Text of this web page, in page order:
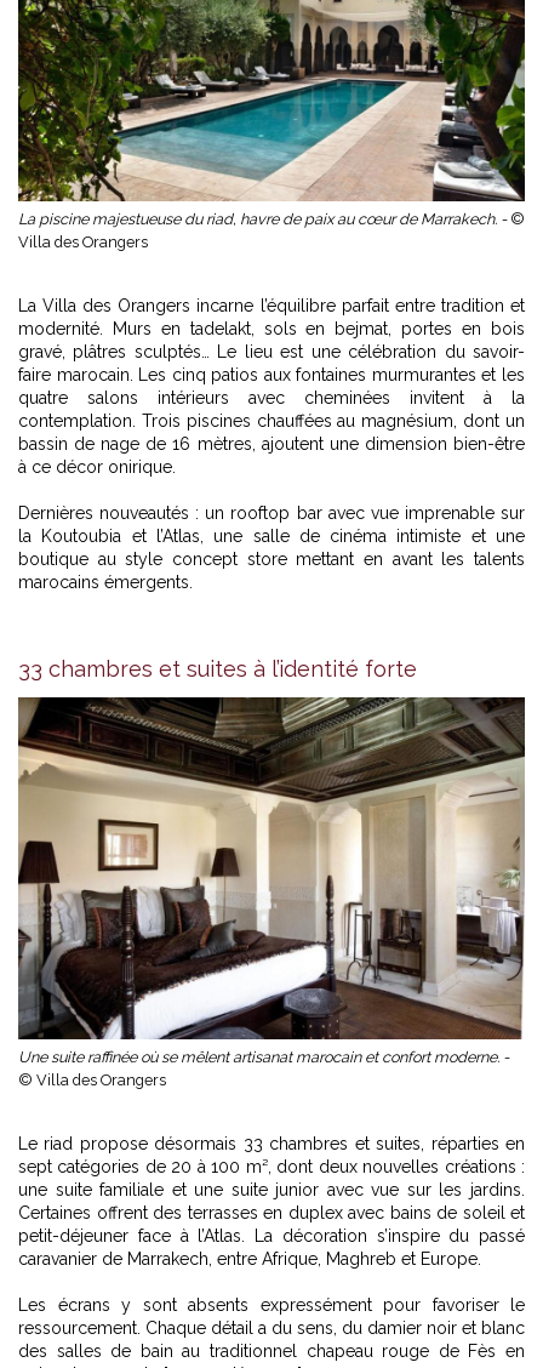
La piscine majestueuse du riad, havre de paix au cœur de Marrakech. - ©
Villa des Orangers
La Villa des Orangers incarne l’équilibre parfait entre tradition et
modernité. Murs en tadelakt, sols en bejmat, portes en bois
gravé, plâtres sculptés… Le lieu est une célébration du savoir-
faire marocain. Les cinq patios aux fontaines murmurantes et les
quatre salons intérieurs avec cheminées invitent à la
contemplation. Trois piscines chauffées au magnésium, dont un
bassin de nage de 16 mètres, ajoutent une dimension bien-être
à ce décor onirique.
Dernières nouveautés : un rooftop bar avec vue imprenable sur
la Koutoubia et l’Atlas, une salle de cinéma intimiste et une
boutique au style concept store mettant en avant les talents
marocains émergents.
33 chambres et suites à l’identité forte
Une suite raffinée où se mêlent artisanat marocain et confort moderne. -
© Villa des Orangers
Le riad propose désormais 33 chambres et suites, réparties en
sept catégories de 20 à 100 m², dont deux nouvelles créations :
une suite familiale et une suite junior avec vue sur les jardins.
Certaines offrent des terrasses en duplex avec bains de soleil et
petit-déjeuner face à l’Atlas. La décoration s’inspire du passé
caravanier de Marrakech, entre Afrique, Maghreb et Europe.
Les écrans y sont absents expressément pour favoriser le
ressourcement. Chaque détail a du sens, du damier noir et blanc
des salles de bain au traditionnel chapeau rouge de Fès en